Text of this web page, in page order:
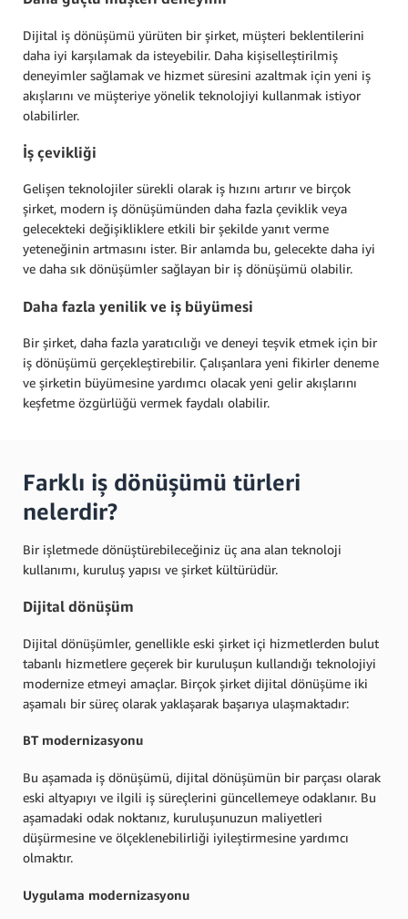
Dijital iş dönüşümü yürüten bir şirket, müşteri beklentilerini
daha iyi karşılamak da isteyebilir. Daha kişiselleştirilmiş
deneyimler sağlamak ve hizmet süresini azaltmak için yeni iş
akışlarını ve müşteriye yönelik teknolojiyi kullanmak istiyor
olabilirler.
İş çevikliği
Gelişen teknolojiler sürekli olarak iş hızını artırır ve birçok
şirket, modern iş dönüşümünden daha fazla çeviklik veya
gelecekteki değişikliklere etkili bir şekilde yanıt verme
yeteneğinin artmasını ister. Bir anlamda bu, gelecekte daha iyi
ve daha sık dönüşümler sağlayan bir iş dönüşümü olabilir.
Daha fazla yenilik ve iş büyümesi
Bir şirket, daha fazla yaratıcılığı ve deneyi teşvik etmek için bir
iş dönüşümü gerçekleştirebilir. Çalışanlara yeni fikirler deneme
ve şirketin büyümesine yardımcı olacak yeni gelir akışlarını
keşfetme özgürlüğü vermek faydalı olabilir.
Farklı iş dönüşümü türleri
nelerdir?
Bir işletmede dönüştürebileceğiniz üç ana alan teknoloji
kullanımı, kuruluş yapısı ve şirket kültürüdür.
Dijital dönüşüm
Dijital dönüşümler, genellikle eski şirket içi hizmetlerden bulut
tabanlı hizmetlere geçerek bir kuruluşun kullandığı teknolojiyi
modernize etmeyi amaçlar. Birçok şirket dijital dönüşüme iki
aşamalı bir süreç olarak yaklaşarak başarıya ulaşmaktadır:
BT modernizasyonu
Bu aşamada iş dönüşümü, dijital dönüşümün bir parçası olarak
eski altyapıyı ve ilgili iş süreçlerini güncellemeye odaklanır. Bu
aşamadaki odak noktanız, kuruluşunuzun maliyetleri
düşürmesine ve ölçeklenebilirliği iyileştirmesine yardımcı
olmaktır.
Uygulama modernizasyonu